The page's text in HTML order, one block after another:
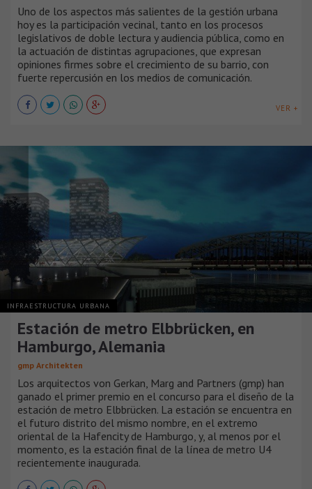
Uno de los aspectos más salientes de la gestión urbana
hoy es la participación vecinal, tanto en los procesos
legislativos de doble lectura y audiencia pública, como en
la actuación de distintas agrupaciones, que expresan
opiniones firmes sobre el crecimiento de su barrio, con
fuerte repercusión en los medios de comunicación.
VER +
INFRAESTRUCTURA URBANA
Estación de metro Elbbrücken, en
Hamburgo, Alemania
gmp Architekten
Los arquitectos von Gerkan, Marg and Partners (gmp) han
ganado el primer premio en el concurso para el diseño de la
estación de metro Elbbrücken. La estación se encuentra en
el futuro distrito del mismo nombre, en el extremo
oriental de la Hafencity de Hamburgo, y, al menos por el
momento, es la estación final de la línea de metro U4
recientemente inaugurada.